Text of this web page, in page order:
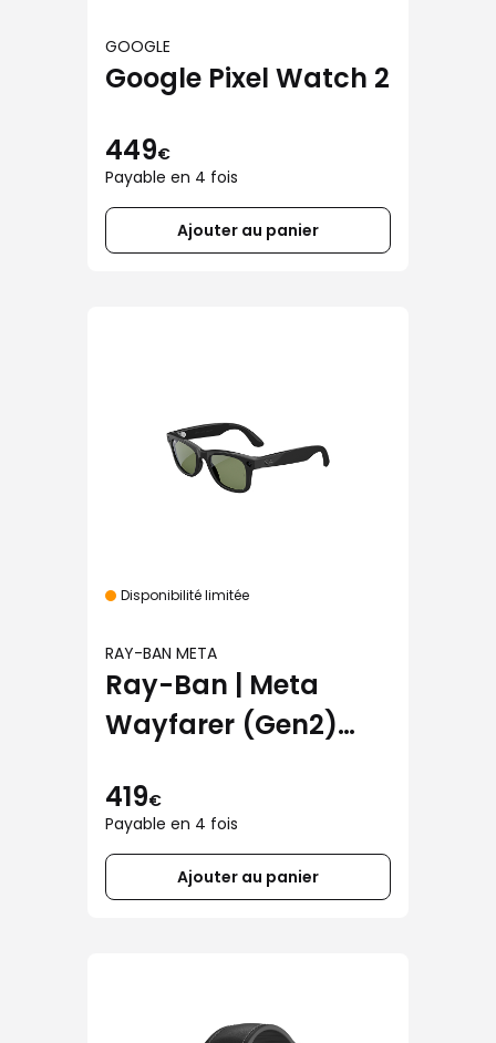
GOOGLE
Google Pixel Watch 2
449€
Payable en 4 fois
Ajouter au panier
Disponibilité limitée
RAY-BAN META
Ray-Ban | Meta
Wayfarer (Gen2)
verres verts
419€
Payable en 4 fois
Ajouter au panier